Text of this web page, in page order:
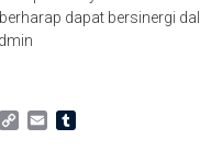
dapat bersinergi
LinkedIn
CopyEmail